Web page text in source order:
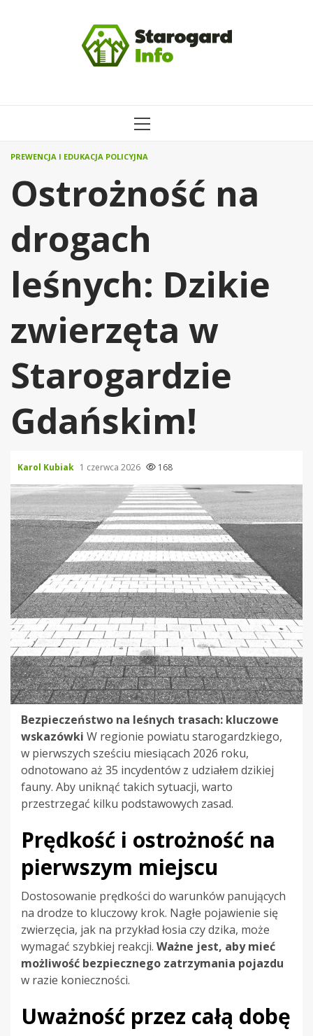
MENU
PREWENCJA I EDUKACJA POLICYJNA
Ostrożność na
drogach
leśnych: Dzikie
zwierzęta w
Starogardzie
Gdańskim!
Karol Kubiak 1 czerwca 2026 168
Bezpieczeństwo na leśnych trasach: kluczowe
wskazówki W regionie powiatu starogardzkiego,
w pierwszych sześciu miesiącach 2026 roku,
odnotowano aż 35 incydentów z udziałem dzikiej
fauny. Aby uniknąć takich sytuacji, warto
przestrzegać kilku podstawowych zasad.
Prędkość i ostrożność na
pierwszym miejscu
Dostosowanie prędkości do warunków panujących
na drodze to kluczowy krok. Nagłe pojawienie się
zwierzęcia, jak na przykład łosia czy dzika, może
wymagać szybkiej reakcji. Ważne jest, aby mieć
możliwość bezpiecznego zatrzymania pojazdu
w razie konieczności.
Uważność przez całą dobę